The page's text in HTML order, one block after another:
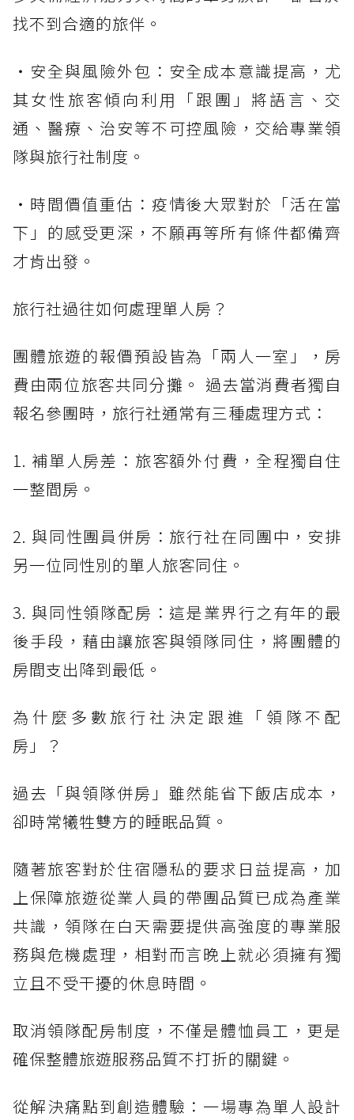
找不到合適的旅伴。
・安全與風險外包：安全成本意識提高，尤
其女性旅客傾向利用「跟團」將語言、交
通、醫療、治安等不可控風險，交給專業領
隊與旅行社制度。
・時間價值重估：疫情後大眾對於「活在當
下」的感受更深，不願再等所有條件都備齊
才肯出發。
旅行社過往如何處理單人房？
團體旅遊的報價預設皆為「兩人一室」，房
費由兩位旅客共同分攤。 過去當消費者獨自
報名參團時，旅行社通常有三種處理方式：
1. 補單人房差：旅客額外付費，全程獨自住
一整間房。
2. 與同性團員併房：旅行社在同團中，安排
另一位同性別的單人旅客同住。
3. 與同性領隊配房：這是業界行之有年的最
後手段，藉由讓旅客與領隊同住，將團體的
房間支出降到最低。
為什麼多數旅行社決定跟進「領隊不配
房」？
過去「與領隊併房」雖然能省下飯店成本，
卻時常犧牲雙方的睡眠品質。
隨著旅客對於住宿隱私的要求日益提高，加
上保障旅遊從業人員的帶團品質已成為產業
共識，領隊在白天需要提供高強度的專業服
務與危機處理，相對而言晚上就必須擁有獨
立且不受干擾的休息時間。
取消領隊配房制度，不僅是體恤員工，更是
確保整體旅遊服務品質不打折的關鍵。
從解決痛點到創造體驗：一場專為單人設計